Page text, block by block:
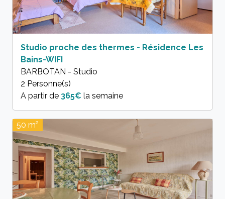
Studio proche des thermes - Résidence Les
Bains-WIFI
BARBOTAN - Studio
2 Personne(s)
A partir de 365€ la semaine
50 m²